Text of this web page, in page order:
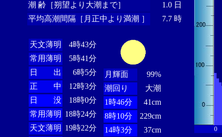
潮 齢［朔望より大潮まで］
1.0 日
平均高潮間隔［月正中より満潮 ］
7.7 時
天文薄明
4時43分
常用薄明
5時41分
日 出
6時5分
正 中
12時3分
日 没
18時0分
常用薄明 18時24分
天文薄明 19時22分
月輝面
99%
潮回り
大潮
1時46分
41cm
8時10分
229cm
14時3分
37cm
0